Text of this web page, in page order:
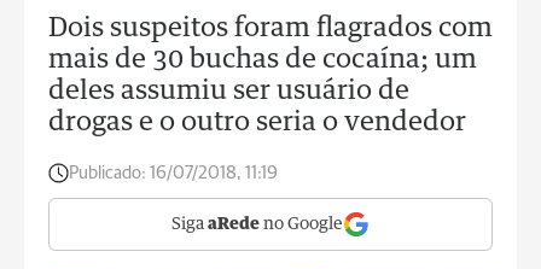
Dois suspeitos foram flagrados com
mais de 30 buchas de cocaína; um
deles assumiu ser usuário de
drogas e o outro seria o vendedor
Publicado: 16/07/2018, 11:19
Siga aRede no Google